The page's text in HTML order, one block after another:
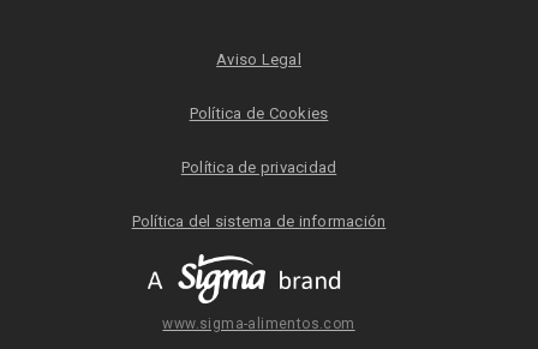
Aviso Legal
Política de Cookies
Política de privacidad
Política del sistema de información
www.sigma-alimentos.com